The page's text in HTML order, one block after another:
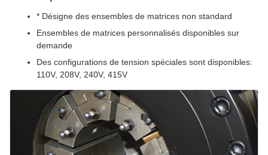
* Désigne des ensembles de matrices non standard
Ensembles de matrices personnalisés disponibles sur
demande
Des configurations de tension spéciales sont disponibles:
110V, 208V, 240V, 415V